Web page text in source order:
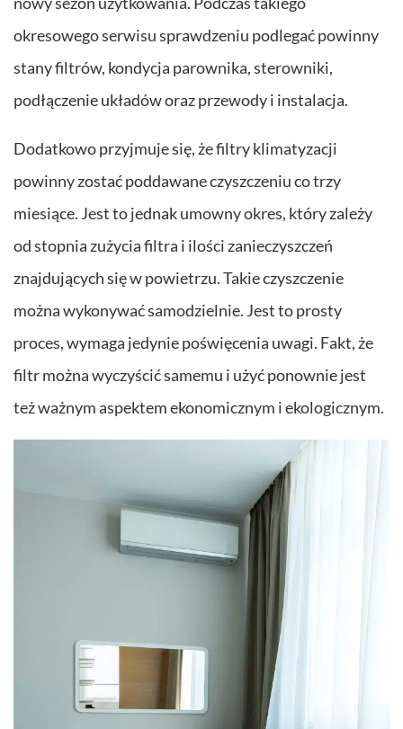
okresowego serwisu sprawdzeniu podlegać powinny
stany filtrów, kondycja parownika, sterowniki,
podłączenie układów oraz przewody i instalacja.
Dodatkowo przyjmuje się, że filtry klimatyzacji
powinny zostać poddawane czyszczeniu co trzy
miesiące. Jest to jednak umowny okres, który zależy
od stopnia zużycia filtra i ilości zanieczyszczeń
znajdujących się w powietrzu. Takie czyszczenie
można wykonywać samodzielnie. Jest to prosty
proces, wymaga jedynie poświęcenia uwagi. Fakt, że
filtr można wyczyścić samemu i użyć ponownie jest
też ważnym aspektem ekonomicznym i ekologicznym.